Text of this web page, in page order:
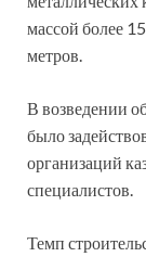
массой более
метров.
В возведении
было
организаций
специалистов.
Темп